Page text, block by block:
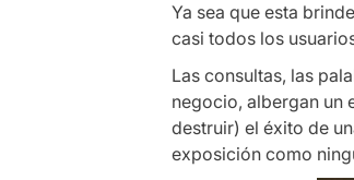
Ya sea que esta
casi todos los
Las consultas, las
negocio, albergan un
destruir) el éxito de
exposición como